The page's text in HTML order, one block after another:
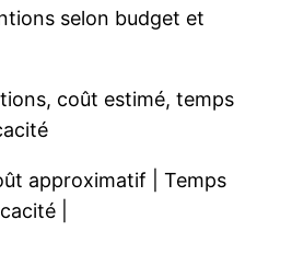
selon budget et
coût estimé, temps
approximatif | Temps
|